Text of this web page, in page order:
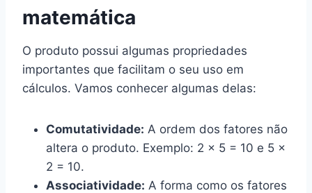
matemática
O produto possui algumas propriedades
importantes que facilitam o seu uso em
cálculos. Vamos conhecer algumas delas:
Comutatividade: A ordem dos fatores não
altera o produto. Exemplo: 2 × 5 = 10 e 5 ×
2 = 10.
Associatividade: A forma como os fatores